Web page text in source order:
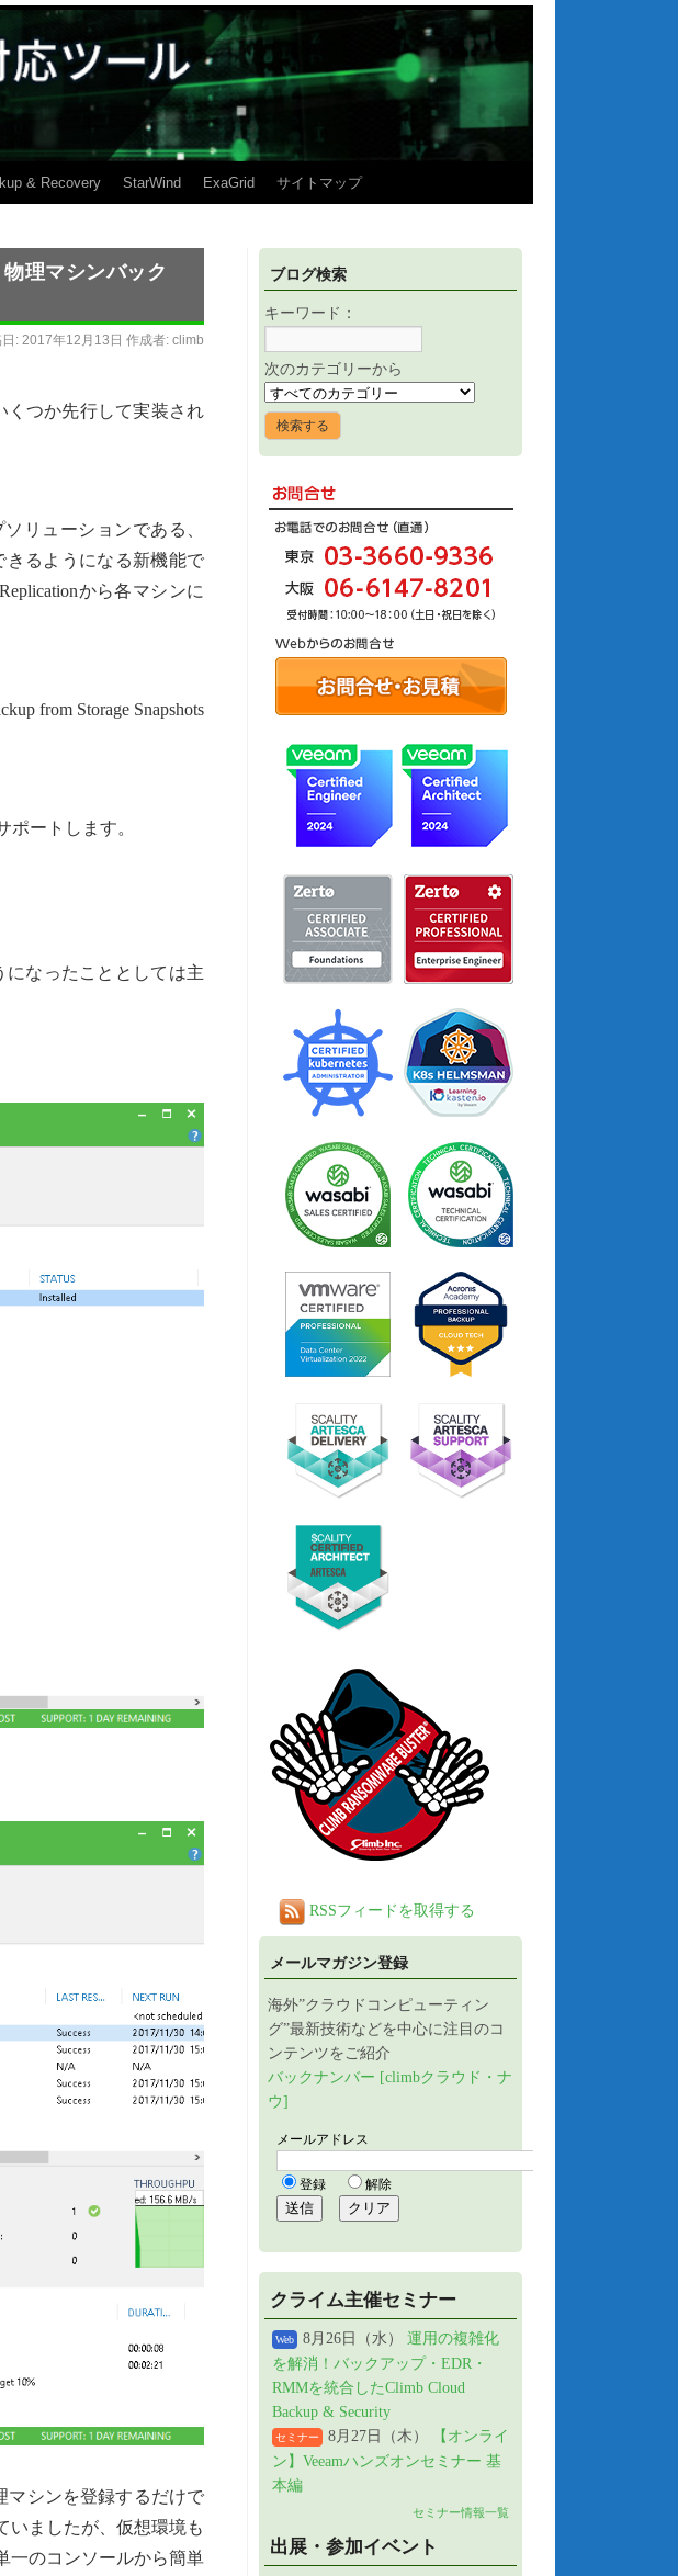
& Recovery StarWind ExaGrid サイトマップ
理マシンバック
: 2017年12月13日 作成者: climb
くつか先行して実装され
リューションである、
きるようになる新機能で
から各マシンに
from Storage Snapshots
ポートします。
になったこととしては主
マシンを登録するだけで
いましたが、仮想環境も
一のコンソールから簡単
ブログ検索
キーワード：
次のカテゴリーから
RSSフィードを取得する
メールマガジン登録
海外”クラウドコンピューティン
グ”最新技術などを中心に注目のコ
ンテンツをご紹介
バックナンバー [climbクラウド・ナ
ウ]
クライム主催セミナー
Web 8月26日（水） 運用の複雑化
を解消！バックアップ・EDR・
RMMを統合したClimb Cloud
Backup & Security
セミナー 8月27日（木）
【オンライ
ン】Veeamハンズオンセミナー 基
本編
セミナー情報一覧
出展・参加イベント